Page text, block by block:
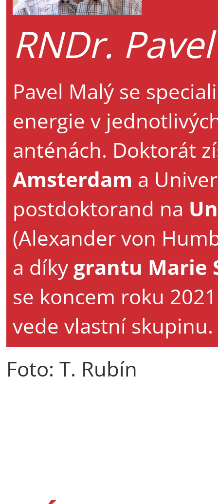
RNDr.
Pavel Malý se
energie v
anténách. Doktorát
Amsterdam a
postdoktorand na
(Alexander von
a díky grantu Marie
se koncem roku
vede vlastní skupinu.
Foto: T. Rubín